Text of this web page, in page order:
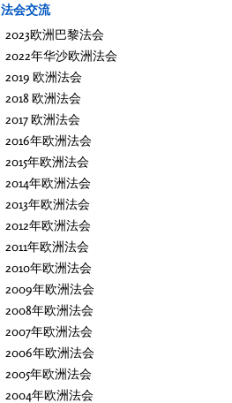
法会交流
2023欧洲巴黎法会
2022年华沙欧洲法会
2019 欧洲法会
2018 欧洲法会
2017 欧洲法会
2016年欧洲法会
2015年欧洲法会
2014年欧洲法会
2013年欧洲法会
2012年欧洲法会
2011年欧洲法会
2010年欧洲法会
2009年欧洲法会
2008年欧洲法会
2007年欧洲法会
2006年欧洲法会
2005年欧洲法会
2004年欧洲法会